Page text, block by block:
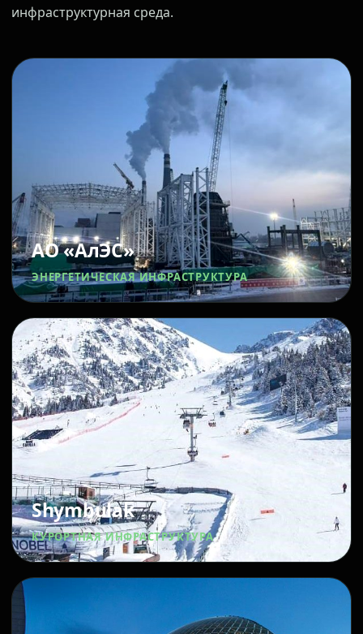
инфраструктурная среда.
АО «АлЭС»
ЭНЕРГЕТИЧЕСКАЯ ИНФРАСТРУКТУРА
Shymbulak
КУРОРТНАЯ ИНФРАСТРУКТУРА